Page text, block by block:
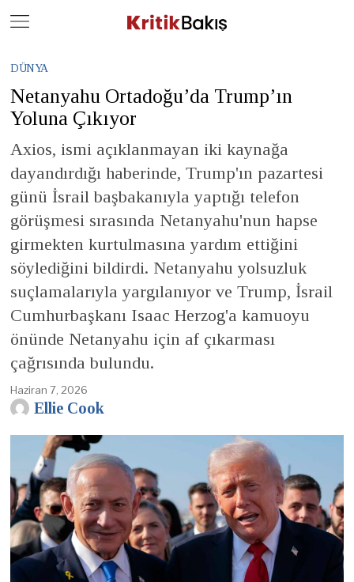
DÜNYA
Netanyahu Ortadoğu’da Trump’ın
Yoluna Çıkıyor
Axios, ismi açıklanmayan iki kaynağa
dayandırdığı haberinde, Trump'ın pazartesi
günü İsrail başbakanıyla yaptığı telefon
görüşmesi sırasında Netanyahu'nun hapse
girmekten kurtulmasına yardım ettiğini
söylediğini bildirdi. Netanyahu yolsuzluk
suçlamalarıyla yargılanıyor ve Trump, İsrail
Cumhurbaşkanı Isaac Herzog'a kamuoyu
önünde Netanyahu için af çıkarması
çağrısında bulundu.
Haziran 7, 2026
Ellie Cook